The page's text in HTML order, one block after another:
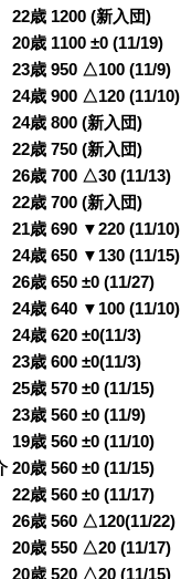
歳 1200 (新入団)
歳 1100 ±0 (11/19)
歳 950 △100 (11/9)
歳 900 △120 (11/10)
歳 800 (新入団)
750 (新入団)
歳 700 △30 (11/13)
歳 700 (新入団)
歳 690 ▼220 (11/10)
歳 650 ▼130 (11/15)
歳 650 ±0 (11/27)
歳 640 ▼100 (11/10)
歳 620 ±0(11/3)
歳 600 ±0(11/3)
歳 570 ±0 (11/15)
歳 560 ±0 (11/9)
歳 560 ±0 (11/10)
20歳 560 ±0 (11/15)
歳 560 ±0 (11/17)
歳 560 △120(11/22)
歳 550 △20 (11/17)
歳 520 △20 (11/15)